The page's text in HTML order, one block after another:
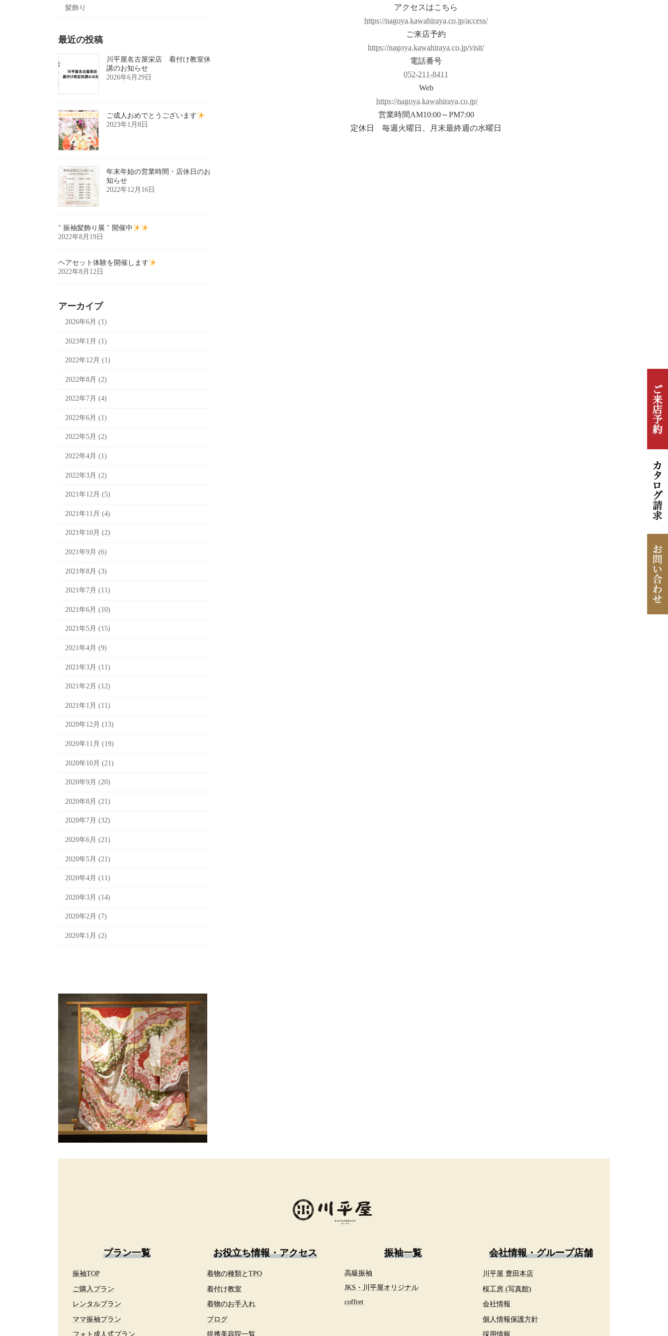
アクセスはこちら
https://nagoya.kawahiraya.co.jp/access/
ご来店予約
https://nagoya.kawahiraya.co.jp/visit/
電話番号
052-211-8411
Web
https://nagoya.kawahiraya.co.jp/
営業時間AM10:00～PM7:00
定休日 毎週火曜日、月末最終週の水曜日
髪飾り
最近の投稿
川平屋名古屋栄店 着付け教室休
講のお知らせ
2026年6月29日
ご成人おめでとうございます
2023年1月8日
年末年始の営業時間・店休日のお
知らせ
2022年12月16日
" 振袖髪飾り展 " 開催中
2022年8月19日
ヘアセット体験を開催します
2022年8月12日
アーカイブ
2026年6月 (1)
2023年1月 (1)
2022年12月 (1)
2022年8月 (2)
2022年7月 (4)
2022年6月 (1)
2022年5月 (2)
2022年4月 (1)
2022年3月 (2)
2021年12月 (5)
2021年11月 (4)
2021年10月 (2)
2021年9月 (6)
2021年8月 (3)
2021年7月 (11)
2021年6月 (10)
2021年5月 (15)
2021年4月 (9)
2021年3月 (11)
2021年2月 (12)
2021年1月 (11)
2020年12月 (13)
2020年11月 (19)
2020年10月 (21)
2020年9月 (20)
2020年8月 (21)
2020年7月 (32)
2020年6月 (21)
2020年5月 (21)
2020年4月 (11)
2020年3月 (14)
2020年2月 (7)
2020年1月 (2)
プラン一覧
振袖TOP
ご購入プラン
レンタルプラン
ママ振袖プラン
フォト成人式プラン
お役立ち情報・アクセス
着物の種類とTPO
着付け教室
着物のお手入れ
ブログ
提携美容院一覧
振袖一覧
高級振袖
JKS・川平屋オリジナル
coffret
会社情報・グループ店舗
川平屋 豊田本店
桜工房 (写真館)
会社情報
個人情報保護方針
採用情報